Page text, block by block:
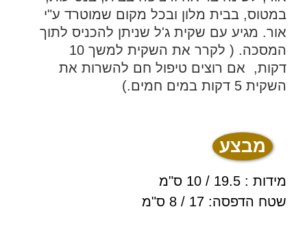
במטוס, בבית מלון ובכל מקום שמוטרד ע"י
אור. מגיע עם שקית ג'ל שניתן להכניס לתוך
המסכה. ( לקרר את השקית למשך 10
דקות, אם רוצים טיפול חם להשרות את
השקית 5 דקות במים חמים.)
מבצע
מידות : 19.5 / 10 ס"מ
שטח הדפסה: 17 / 8 ס"מ